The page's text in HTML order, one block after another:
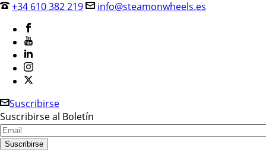
+34 610 382 219 info@steamonwheels.es
Suscribirse
Suscribirse al Boletín